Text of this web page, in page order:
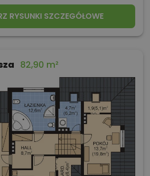
RYSUNKI SZCZEGÓŁOWE
82,90 m²